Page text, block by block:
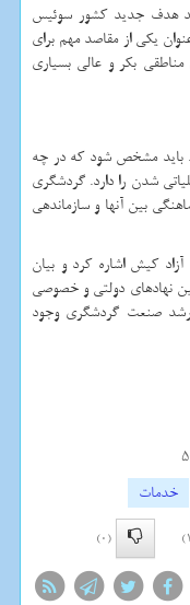
هدف جدید کشور سوئیس
یکی از مقاصد مهم برای
مناطقی بکر و عالی بسیاری
باید مشخص شود که در چه
شدن را دارد. گردشگری
بین آنها و سازماندهی
کیش اشاره کرد و بیان
نهادهای دولتی و خصوصی
رشد صنعت گردشگری وجود
خدمات
(0)